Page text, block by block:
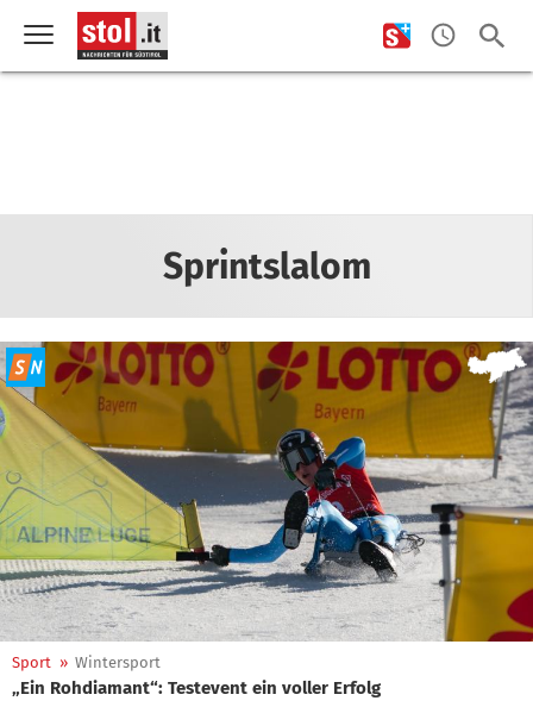
Sprintslalom
Sport » Wintersport
„Ein Rohdiamant“: Testevent ein voller Erfolg